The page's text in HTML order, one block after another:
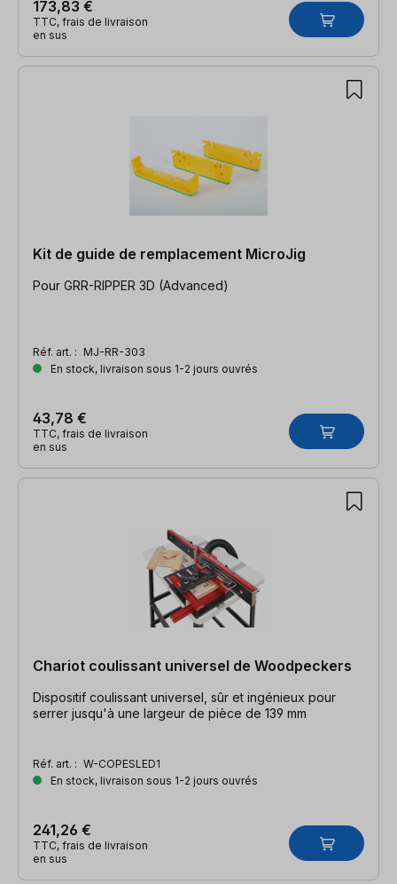
173,83 €
TTC, frais de livraison
en sus
Kit de guide de remplacement MicroJig
Pour GRR-RIPPER 3D (Advanced)
Réf. art. : MJ-RR-303
En stock, livraison sous 1-2 jours ouvrés
43,78 €
TTC, frais de livraison
en sus
Chariot coulissant universel de Woodpeckers
Dispositif coulissant universel, sûr et ingénieux pour
serrer jusqu'à une largeur de pièce de 139 mm
Réf. art. : W-COPESLED1
En stock, livraison sous 1-2 jours ouvrés
241,26 €
TTC, frais de livraison
en sus